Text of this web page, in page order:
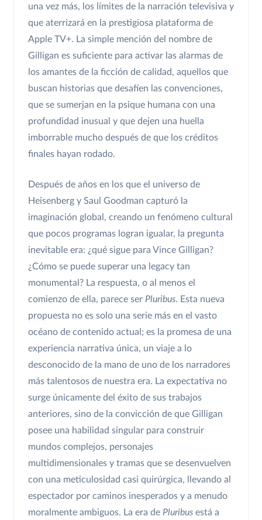
una vez más, los límites de la narración televisiva y
que aterrizará en la prestigiosa plataforma de
Apple TV+. La simple mención del nombre de
Gilligan es suficiente para activar las alarmas de
los amantes de la ficción de calidad, aquellos que
buscan historias que desafíen las convenciones,
que se sumerjan en la psique humana con una
profundidad inusual y que dejen una huella
imborrable mucho después de que los créditos
finales hayan rodado.
Después de años en los que el universo de
Heisenberg y Saul Goodman capturó la
imaginación global, creando un fenómeno cultural
que pocos programas logran igualar, la pregunta
inevitable era: ¿qué sigue para Vince Gilligan?
¿Cómo se puede superar una legacy tan
monumental? La respuesta, o al menos el
comienzo de ella, parece ser Pluribus. Esta nueva
propuesta no es solo una serie más en el vasto
océano de contenido actual; es la promesa de una
experiencia narrativa única, un viaje a lo
desconocido de la mano de uno de los narradores
más talentosos de nuestra era. La expectativa no
surge únicamente del éxito de sus trabajos
anteriores, sino de la convicción de que Gilligan
posee una habilidad singular para construir
mundos complejos, personajes
multidimensionales y tramas que se desenvuelven
con una meticulosidad casi quirúrgica, llevando al
espectador por caminos inesperados y a menudo
moralmente ambiguos. La era de Pluribus está a